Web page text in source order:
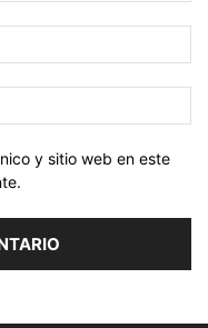
y sitio web en este